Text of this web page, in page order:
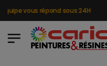
vous répond sous 24H